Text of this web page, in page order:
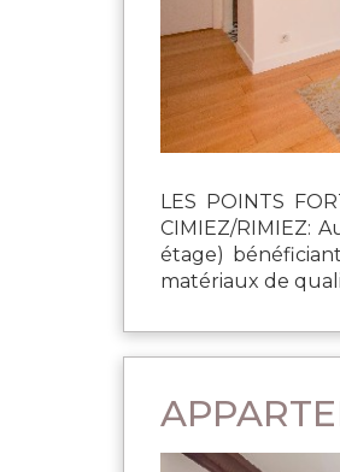
LES POINTS
CIMIEZ/RIMIEZ:
étage)
matériaux de